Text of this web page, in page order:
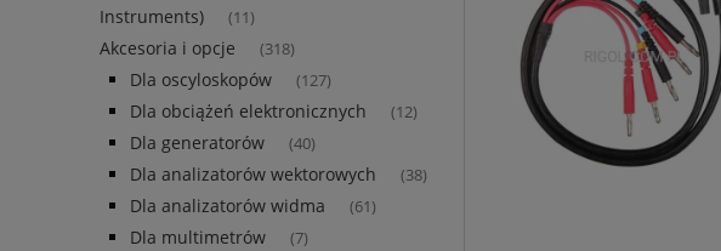
Instruments)
(11)
Akcesoria i opcje (318)
Dla oscyloskopów (127)
Dla obciążeń elektronicznych (12)
Dla generatorów (40)
Dla analizatorów wektorowych (38)
Dla analizatorów widma (61)
Dla multimetrów (7)